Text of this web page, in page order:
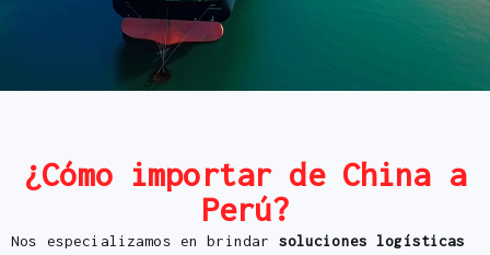
¿Cómo importar de China a
Perú?
Nos especializamos en brindar soluciones logísticas